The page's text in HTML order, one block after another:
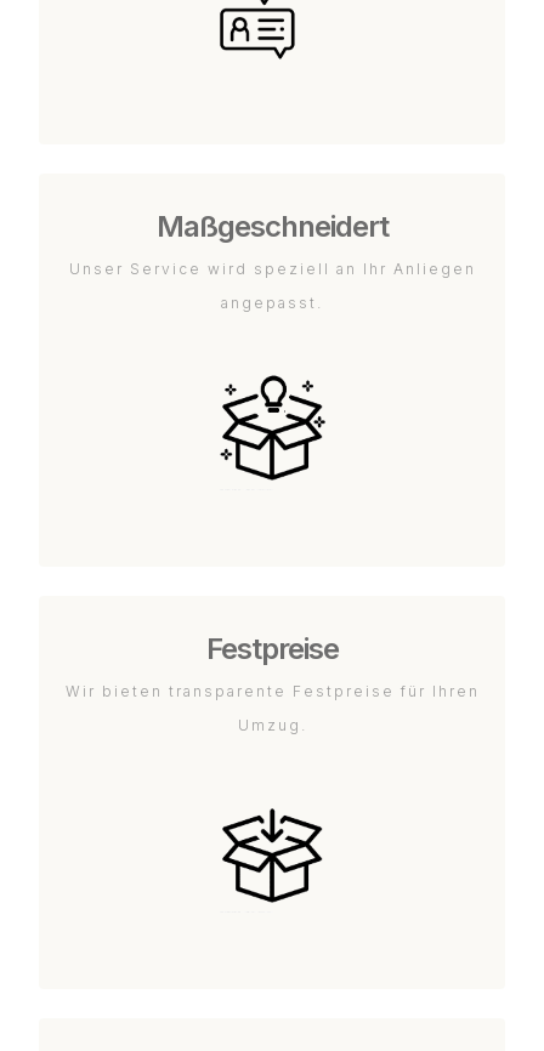
Maßgeschneidert
Unser Service wird speziell an Ihr Anliegen
angepasst.
Festpreise
Wir bieten transparente Festpreise für Ihren
Umzug.